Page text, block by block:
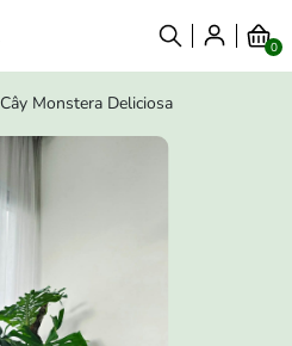
0
Cây Monstera Deliciosa